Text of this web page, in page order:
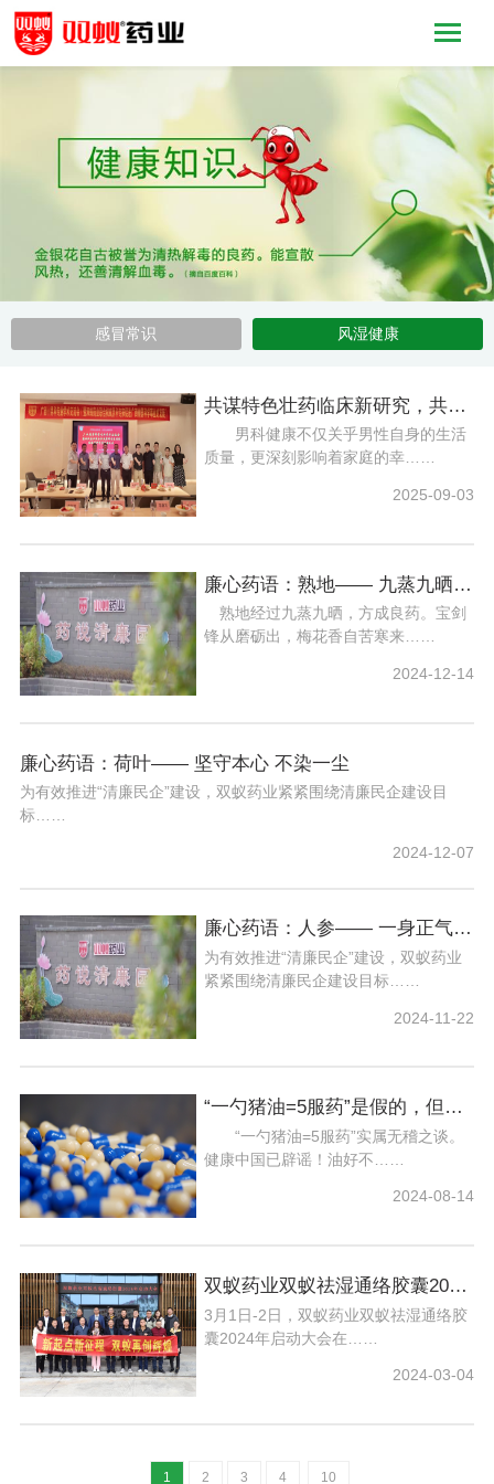
感冒常识 风湿健康
共谋特色壮药临床新研究，共话男科健康发展新方向
男科健康不仅关乎男性自身的生活
质量，更深刻影响着家庭的幸……
2025-09-03
廉心药语：熟地—— 九蒸九晒 锤炼品行
熟地经过九蒸九晒，方成良药。宝剑
锋从磨砺出，梅花香自苦寒来……
2024-12-14
廉心药语：荷叶—— 坚守本心 不染一尘
为有效推进“清廉民企”建设，双蚁药业紧紧围绕清廉民企建设目
标……
2024-12-07
廉心药语：人参—— 一身正气育廉洁
为有效推进“清廉民企”建设，双蚁药业
紧紧围绕清廉民企建设目标……
2024-11-22
“一勺猪油=5服药”是假的，但我们双蚁“粒粒皆良药”是真的
“一勺猪油=5服药”实属无稽之谈。
健康中国已辟谣！油好不……
2024-08-14
双蚁药业双蚁祛湿通络胶囊2024年启动大会顺利召开
3月1日-2日，双蚁药业双蚁祛湿通络胶
囊2024年启动大会在……
2024-03-04
1 2 3 4 10